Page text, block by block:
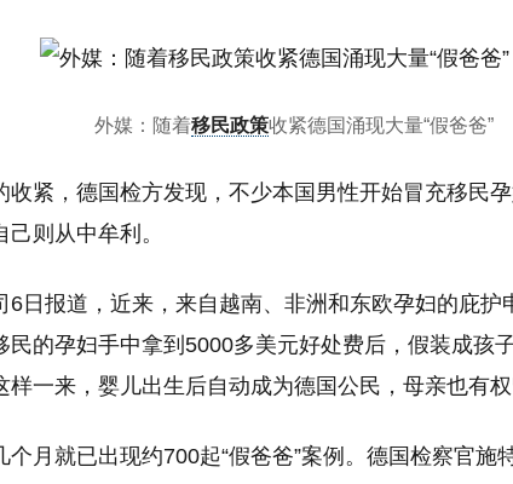
外媒：随着移民政策收紧德国涌现大量“假爸爸”
收紧，德国检方发现，不少本国男性开始冒充移民
则从中牟利。
6日报道，近来，来自越南、非洲和东欧孕妇的庇护
民的孕妇手中拿到5000多美元好处费后，假装成孩
一来，婴儿出生后自动成为德国公民，母亲也有权
个月就已出现约700起“假爸爸”案例。德国检察官施